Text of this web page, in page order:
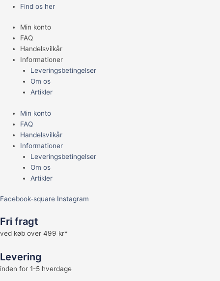
Find os her
Min konto
FAQ
Handelsvilkår
Informationer
Leveringsbetingelser
Om os
Artikler
Min konto
FAQ
Handelsvilkår
Informationer
Leveringsbetingelser
Om os
Artikler
Facebook-square Instagram
Fri fragt
ved køb over 499 kr*
Levering
inden for 1-5 hverdage
antal